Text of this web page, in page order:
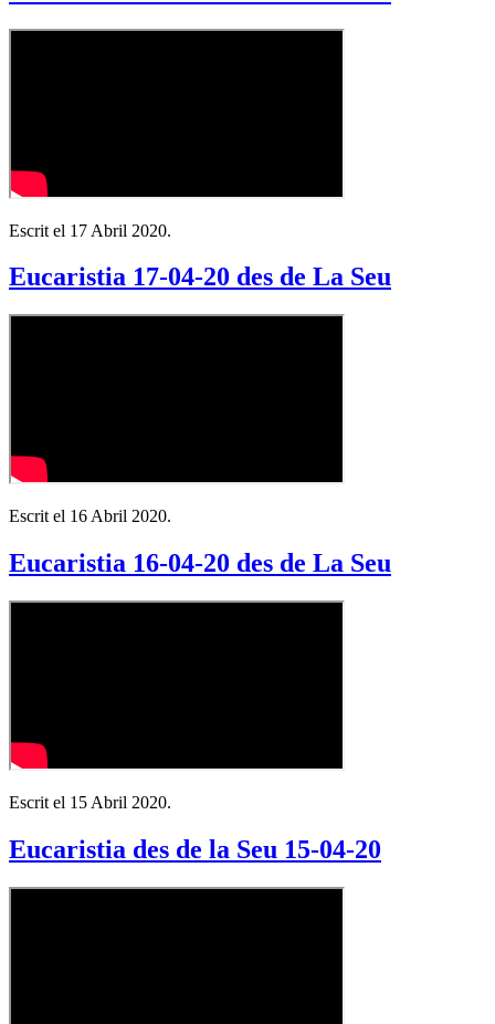
Escrit el 17 Abril 2020.
Eucaristia 17-04-20 des de La Seu
Escrit el 16 Abril 2020.
Eucaristia 16-04-20 des de La Seu
Escrit el 15 Abril 2020.
Eucaristia des de la Seu 15-04-20